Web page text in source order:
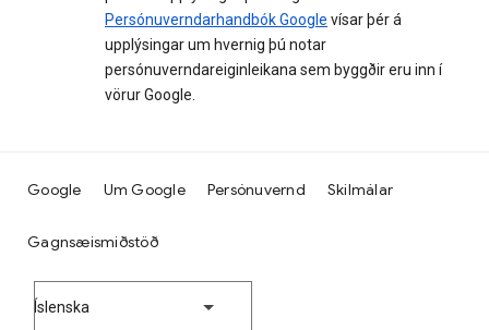
Persónuverndarhandbók Google vísar þér á
upplýsingar um hvernig þú notar
persónuverndareiginleikana sem byggðir eru inn í
vörur Google.
Google Um Google Persónuvernd Skilmálar
Gagnsæismiðstöð
Íslenska